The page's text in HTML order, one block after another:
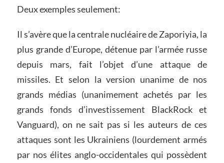
Deux exemples seulement:
Il s’avère que la centrale nucléaire de Zaporiyia, la
plus grande d’Europe, détenue par l’armée russe
depuis mars, fait l’objet d’une attaque de
missiles. Et selon la version unanime de nos
grands médias (unanimement achetés par les
grands fonds d’investissement BlackRock et
Vanguard), on ne sait pas si les auteurs de ces
attaques sont les Ukrainiens (lourdement armés
par nos élites anglo-occidentales qui possèdent